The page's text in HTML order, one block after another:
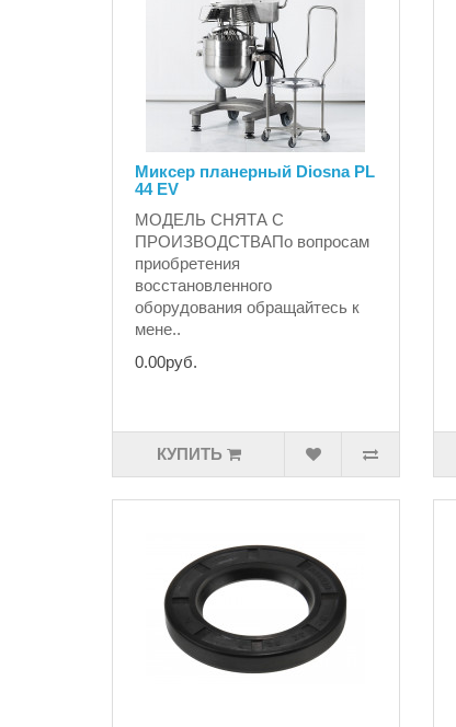
Миксер планерный Diosna PL
44 EV
МОДЕЛЬ СНЯТА С
ПРОИЗВОДСТВАПо вопросам
приобретения
восстановленного
оборудования обращайтесь к
мене..
0.00руб.
КУПИТЬ